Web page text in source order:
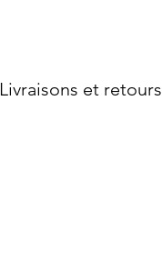
Livraisons et retours